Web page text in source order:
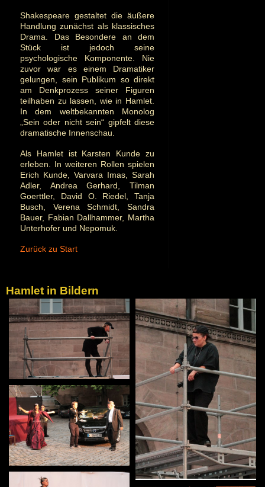
Shakespeare gestaltet die äußere
Handlung zunächst als klassisches
Drama. Das Besondere an dem
Stück ist jedoch seine
psychologische Komponente. Nie
zuvor war es einem Dramatiker
gelungen, sein Publikum so direkt
am Denkprozess seiner Figuren
teilhaben zu lassen, wie in Hamlet.
In dem weltbekannten Monolog
„Sein oder nicht sein“ gipfelt diese
dramatische Innenschau.
Als Hamlet ist Karsten Kunde zu
erleben. In weiteren Rollen spielen
Erich Kunde, Varvara Imas, Sarah
Adler, Andrea Gerhard, Tilman
Goerttler, David O. Riedel, Tanja
Busch, Verena Schmidt, Sandra
Bauer, Fabian Dallhammer, Martha
Unterhofer und Nepomuk.
Zurück zu Start
Hamlet in Bildern